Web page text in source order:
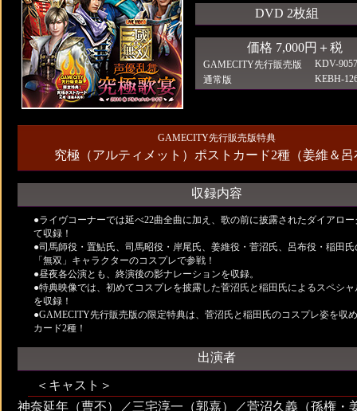
DVD 2枚組
価格 7,000円＋税
GAMECITY先行販売版
KDV-
通常版
KEBH-
GAMECITY先行販売版特典
究極（アルティメット）ポストカード2種（姜維＆呂
収録内容
●ライヴコーナーでは延べ22曲全曲に加え、歌の前に披露されたダイアロ
て収録！
●司馬師役・置鮎氏、司馬昭役・岸尾氏、姜維役・菅沼氏、呂布役・稲田氏
「無双」キャラクターのコスプレで参戦！
●昼夜各公演とも、終演後の影ナレーションを収録。
●特典映像では、初めてコスプレを披露した菅沼氏と稲田氏によるスペシ
を収録！
●GAMECITY先行販売版の限定特典は、菅沼氏と稲田氏のコスプレ姿を収
カード2種！
出演者
＜キャスト＞
神奈延年（曹丕）／三宅淳一（郭嘉）／菅沼久義（孫権・